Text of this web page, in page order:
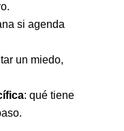
si agenda
un miedo,
: qué tiene